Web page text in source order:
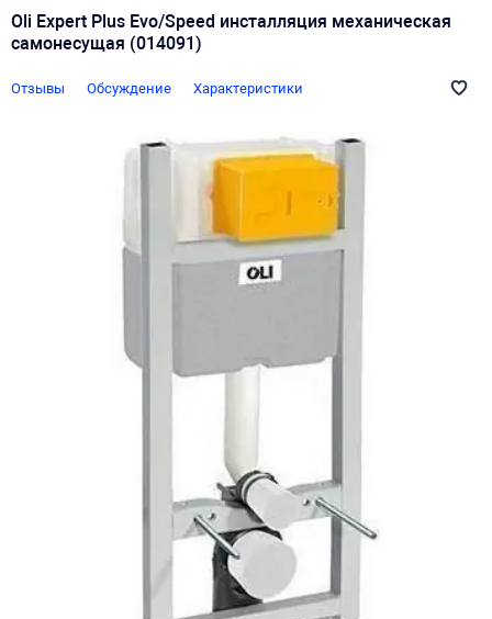
Oli Expert Plus Evo/Speed инсталляция механическая
самонесущая (014091)
Отзывы Обсуждение Характеристики